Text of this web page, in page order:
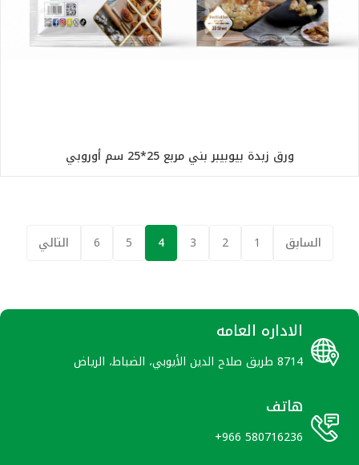
ورق زبدة بيوبيبر بني مربع 25*25 سم أوروبي
السابق 1
2
3
4
5
6 التالي
الاداره العامه
8714 طريق صلاح الدين الأيوبي، الضباط، الرياض
هاتف
+966 580716236